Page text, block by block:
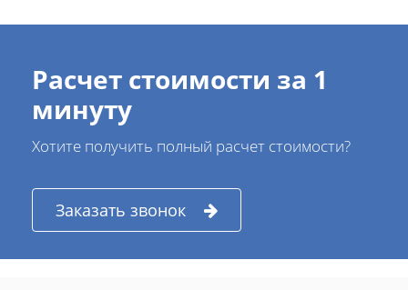
Расчет стоимости за 1
минуту
Хотите получить полный расчет стоимости?
Заказать звонок